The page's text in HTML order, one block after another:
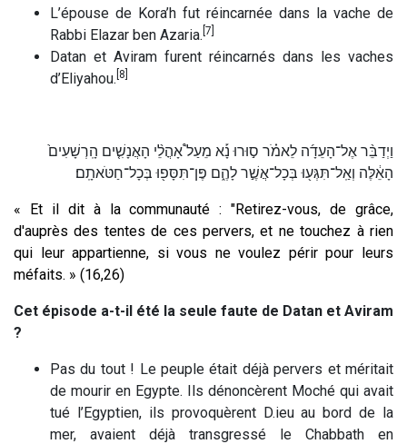
L’épouse de Kora’h fut réincarnée dans la vache de
Rabbi Elazar ben Azaria. [7]
Datan et Aviram furent réincarnés dans les vaches
d’Eliyahou. [8]
וַיְדַבֵּ֨ר אֶל־הָעֵדָ֜ה לֵאמֹ֗ר ס֣וּרוּ נָ֡א מֵעַל֩ אָהֳלֵ֨י הָאֲנָשִׁ֤ים הָֽרְשָׁעִים֙
הָאֵ֔לֶּה וְאַֽל־תִּגְּע֖וּ בְּכָל־אֲשֶׁ֣ר לָהֶ֑ם פֶּן־תִּסָּפ֖וּ בְּכָל־חַטֹּאתָֽם׃
« Et il dit à la communauté : "Retirez-vous, de grâce,
d'auprès des tentes de ces pervers, et ne touchez à rien
qui leur appartienne, si vous ne voulez périr pour leurs
méfaits. » (16,26)
Cet épisode a-t-il été la seule faute de Datan et Aviram
?
Pas du tout ! Le peuple était déjà pervers et méritait
de mourir en Egypte. Ils dénoncèrent Moché qui avait
tué l’Egyptien, ils provoquèrent D.ieu au bord de la
mer, avaient déjà transgressé le Chabbath en